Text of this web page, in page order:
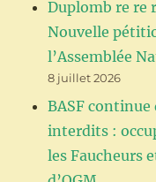
Duplomb re re
Nouvelle
l’Assemblée
8 juillet 2026
BASF continue
interdits :
les Faucheurs